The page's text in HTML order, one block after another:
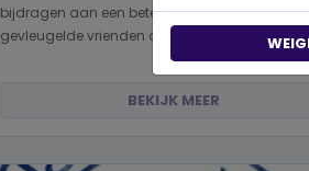
bijdragen aan een betere wereld voor
gevleugelde vrienden of wild...
BEKIJK MEER